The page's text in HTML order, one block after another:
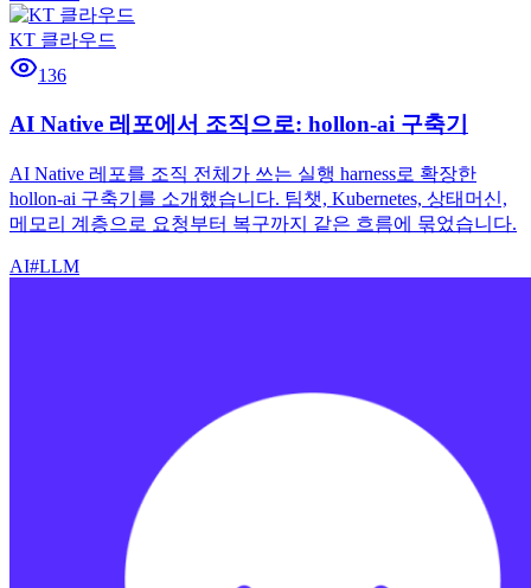
KT 클라우드
136
AI Native 레포에서 조직으로: hollon-ai 구축기
AI Native 레포를 조직 전체가 쓰는 실행 harness로 확장한
hollon-ai 구축기를 소개했습니다. 팀챗, Kubernetes, 상태머신,
메모리 계층으로 요청부터 복구까지 같은 흐름에 묶었습니다.
AI#LLM